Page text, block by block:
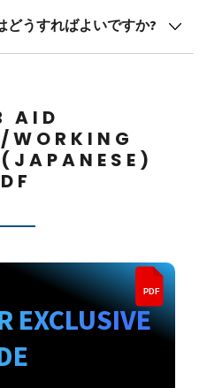
どうすればよいですか?
AID
PDF
EXCLUSIVE